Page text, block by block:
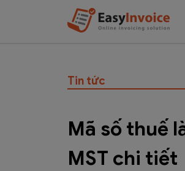
Tin tức
Mã số thuế
MST chi tiết